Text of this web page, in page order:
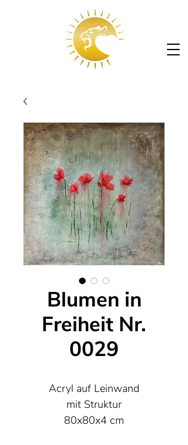
Blumen in
Freiheit Nr.
0029
Acryl auf Leinwand
mit Struktur
80x80x4 cm